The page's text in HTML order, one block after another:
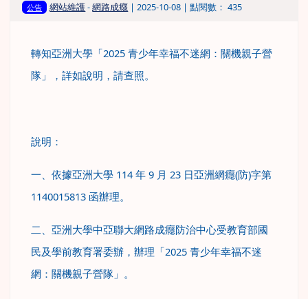
公告 網站維護-網路成癮 | 2025-10-08 | 點閱數： 435
轉知亞洲大學「2025 青少年幸福不迷網：關機親子營
隊」，詳如說明，請查照。
說明：
一、依據亞洲大學 114 年 9 月 23 日亞洲網癮(防)字第
1140015813 函辦理。
二、亞洲大學中亞聯大網路成癮防治中心受教育部國
民及學前教育署委辦，辦理「2025 青少年幸福不迷
網：關機親子營隊」。